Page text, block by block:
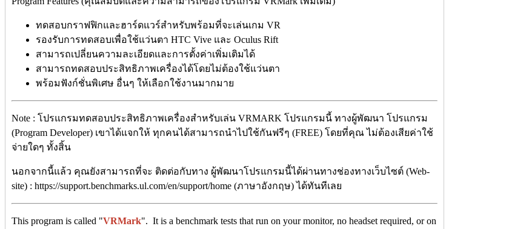
ทดสอบกราฟฟิกและฮาร์ดแวร์สำหรับพร้อมที่จะเล่นเกม VR
รองรับการทดสอบเพื่อใช้แว่นตา HTC Vive และ Oculus Rift
สามารถเปลี่ยนความละเอียดและการตั้งค่าเพิ่มเติมได้
สามารถทดสอบประสิทธิภาพเครื่องได้โดยไม่ต้องใช้แว่นตา
พร้อมฟังก์ชั่นพิเศษ อื่นๆ ให้เลือกใช้งานมากมาย
Note : โปรแกรมทดสอบประสิทธิภาพเครื่องสำหรับเล่น VRMARK โปรแกรมนี้ ทางผู้พัฒนา โปรแกรม
(Program Developer) เขาได้แจกให้ ทุกคนได้สามารถนำไปใช้กันฟรีๆ (FREE) โดยที่คุณ ไม่ต้องเสียค่าใช้
จ่ายใดๆ ทั้งสิ้น
นอกจากนี้แล้ว คุณยังสามารถที่จะ ติดต่อกับทาง ผู้พัฒนาโปรแกรมนี้ได้ผ่านทางช่องทางเว็บไซต์ (Web-
site) : https://support.benchmarks.ul.com/en/support/home (ภาษาอังกฤษ) ได้ทันทีเลย
This program is called "VRMark". It is a benchmark tests that run on your monitor, no headset required, or on